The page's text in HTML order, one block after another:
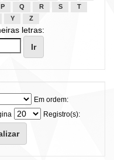
P Q R S
T
Y Z
letras:
Em ordem:
Registro(s):